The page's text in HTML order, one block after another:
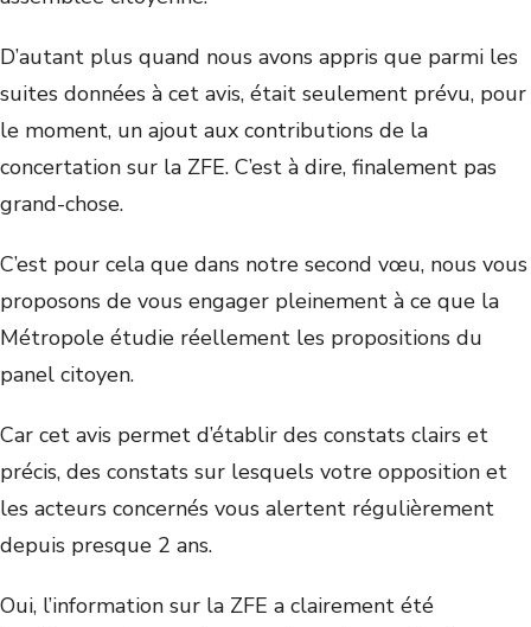
D’autant plus quand nous avons appris que parmi les
suites données à cet avis, était seulement prévu, pour
le moment, un ajout aux contributions de la
concertation sur la ZFE. C’est à dire, finalement pas
grand-chose.
C’est pour cela que dans notre second vœu, nous vous
proposons de vous engager pleinement à ce que la
Métropole étudie réellement les propositions du
panel citoyen.
Car cet avis permet d’établir des constats clairs et
précis, des constats sur lesquels votre opposition et
les acteurs concernés vous alertent régulièrement
depuis presque 2 ans.
Oui, l’information sur la ZFE a clairement été